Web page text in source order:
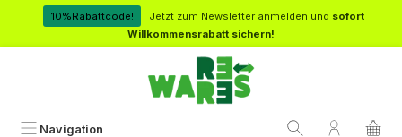
Zum Hauptinhalt springen
10%Rabattcode! Jetzt zum Newsletter anmelden und sofort
Willkommensrabatt sichern!
Navigation